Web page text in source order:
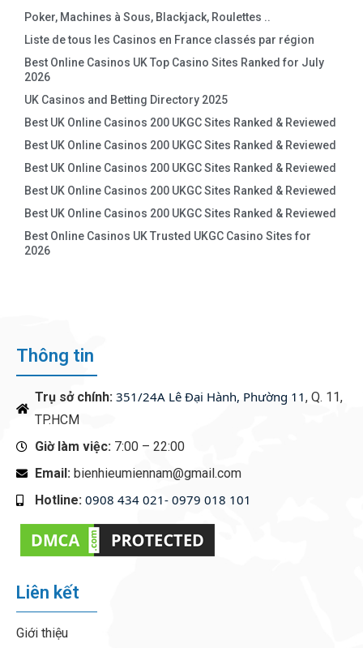
Poker, Machines à Sous, Blackjack, Roulettes ..
Liste de tous les Casinos en France classés par région
Best Online Casinos UK Top Casino Sites Ranked for July
2026
UK Casinos and Betting Directory 2025
Best UK Online Casinos 200 UKGC Sites Ranked & Reviewed
Best UK Online Casinos 200 UKGC Sites Ranked & Reviewed
Best UK Online Casinos 200 UKGC Sites Ranked & Reviewed
Best UK Online Casinos 200 UKGC Sites Ranked & Reviewed
Best UK Online Casinos 200 UKGC Sites Ranked & Reviewed
Best Online Casinos UK Trusted UKGC Casino Sites for
2026
Thông tin
Trụ sở chính: 351/24A Lê Đại Hành, Phường 11, Q. 11,
TP.HCM
Giờ làm việc: 7:00 – 22:00
Email: bienhieumiennam@gmail.com
Hotline: 0908 434 021- 0979 018 101
Liên kết
Giới thiệu